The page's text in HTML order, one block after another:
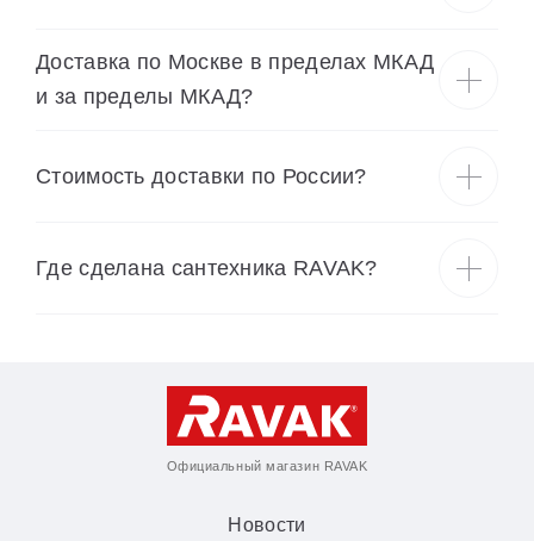
Доставка по Москве в пределах МКАД
и за пределы МКАД?
Cтоимость доставки по России?
Где сделана сантехника RAVAK?
Официальный магазин RAVAK
Новости